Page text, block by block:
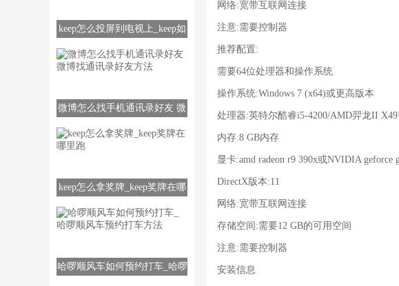
keep怎么投屏到电视上_keep如
微博怎么找手机通讯录好友 微
keep怎么拿奖牌_keep奖牌在哪
哈啰顺风车如何预约打车_哈啰
网络:宽带互联网连接
注意:需要控制器
推荐配置:
需要64位处理器和操作系统
操作系统:Windows 7 (x64)或更高版本
处理器:英特尔酷睿i5-4200/AMD羿龙II
内存:8 GB内存
显卡:amd radeon r9 390x或NVIDIA geforce
DirectX版本:11
网络:宽带互联网连接
存储空间:需要12 GB的可用空间
注意:需要控制器
安装信息